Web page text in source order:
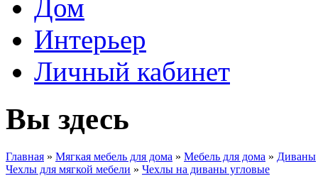
Дом
Интерьер
Личный кабинет
Вы здесь
Главная » Мягкая мебель для дома » Мебель для дома » Диваны
Чехлы для мягкой мебели » Чехлы на диваны угловые